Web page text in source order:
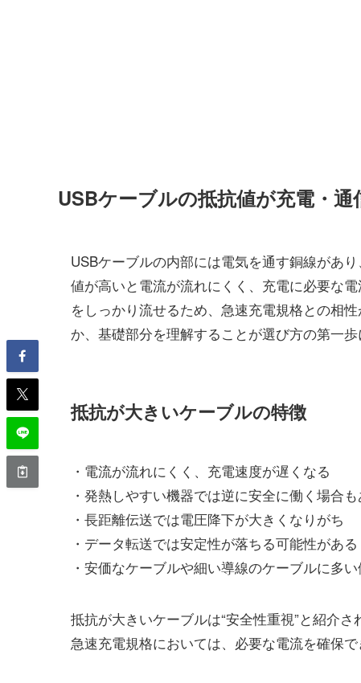
USBケーブルの抵抗値が充電・
USBケーブルの内部には電気を通す銅線があ
値が高いと電流が流れにくく、充電に必要な
をしっかり流せるため、急速充電規格との相
か、基礎部分を理解することが選び方の第一歩
抵抗が大きいケーブルの特徴
・電流が流れにくく、充電速度が遅くなる
・発熱しやすい機器では逆に安全に働く場合も
・長距離伝送では電圧降下が大きくなりがち
・データ転送では安定性が落ちる可能性がある
・安価なケーブルや細い導線のケーブルに多い
抵抗が大きいケーブルは“安全性重視”と紹介
急速充電規格においては、必要な電流を確保